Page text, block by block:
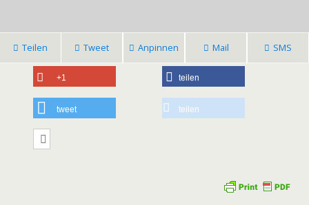
Teilen Tweet Anpinnen Mail SMS
+1 teilen
tweet teilen